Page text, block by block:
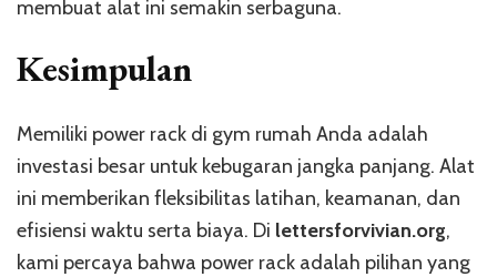
membuat alat ini semakin serbaguna.
Kesimpulan
Memiliki power rack di gym rumah Anda adalah
investasi besar untuk kebugaran jangka panjang. Alat
ini memberikan fleksibilitas latihan, keamanan, dan
efisiensi waktu serta biaya. Di lettersforvivian.org,
kami percaya bahwa power rack adalah pilihan yang